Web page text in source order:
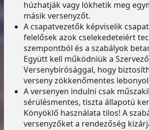
húzhatják vagy lökhetik meg
másik versenyzőt.
A csapatvezetők képviselik
felelősek azok cselekedeteiért
szempontból és a szabályok
Együtt kell működniük a
Versenybírósággal, hogy
verseny zökkenőmentes
A versenyen indulni csak
sérülésmentes, tiszta állapotú
Könyöklő használata tilos! A
versenyzőket a rendezőség